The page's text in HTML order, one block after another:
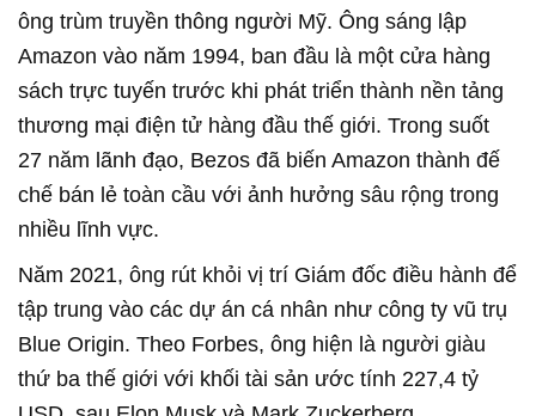
ông trùm truyền thông người Mỹ. Ông sáng lập
Amazon vào năm 1994, ban đầu là một cửa hàng
sách trực tuyến trước khi phát triển thành nền tảng
thương mại điện tử hàng đầu thế giới. Trong suốt
27 năm lãnh đạo, Bezos đã biến Amazon thành đế
chế bán lẻ toàn cầu với ảnh hưởng sâu rộng trong
nhiều lĩnh vực.
Năm 2021, ông rút khỏi vị trí Giám đốc điều hành để
tập trung vào các dự án cá nhân như công ty vũ trụ
Blue Origin. Theo Forbes, ông hiện là người giàu
thứ ba thế giới với khối tài sản ước tính 227,4 tỷ